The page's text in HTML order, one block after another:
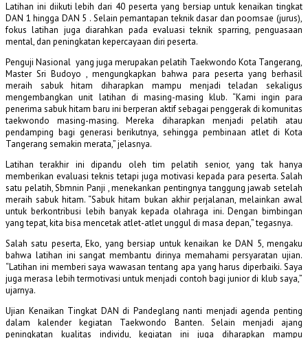
Latihan ini diikuti lebih dari 40 peserta yang bersiap untuk kenaikan tingkat
DAN 1 hingga DAN 5 . Selain pemantapan teknik dasar dan poomsae (jurus),
fokus latihan juga diarahkan pada evaluasi teknik sparring, penguasaan
mental, dan peningkatan kepercayaan diri peserta.
Penguji Nasional yang juga merupakan pelatih Taekwondo Kota Tangerang,
Master Sri Budoyo , mengungkapkan bahwa para peserta yang berhasil
meraih sabuk hitam diharapkan mampu menjadi teladan sekaligus
mengembangkan unit latihan di masing-masing klub. “Kami ingin para
penerima sabuk hitam baru ini berperan aktif sebagai penggerak di komunitas
taekwondo masing-masing. Mereka diharapkan menjadi pelatih atau
pendamping bagi generasi berikutnya, sehingga pembinaan atlet di Kota
Tangerang semakin merata,” jelasnya.
Latihan terakhir ini dipandu oleh tim pelatih senior, yang tak hanya
memberikan evaluasi teknis tetapi juga motivasi kepada para peserta. Salah
satu pelatih, Sbmnin Panji , menekankan pentingnya tanggung jawab setelah
meraih sabuk hitam. “Sabuk hitam bukan akhir perjalanan, melainkan awal
untuk berkontribusi lebih banyak kepada olahraga ini. Dengan bimbingan
yang tepat, kita bisa mencetak atlet-atlet unggul di masa depan,” tegasnya.
Salah satu peserta, Eko, yang bersiap untuk kenaikan ke DAN 5, mengaku
bahwa latihan ini sangat membantu dirinya memahami persyaratan ujian.
“Latihan ini memberi saya wawasan tentang apa yang harus diperbaiki. Saya
juga merasa lebih termotivasi untuk menjadi contoh bagi junior di klub saya,”
ujarnya.
Ujian Kenaikan Tingkat DAN di Pandeglang nanti menjadi agenda penting
dalam kalender kegiatan Taekwondo Banten. Selain menjadi ajang
peningkatan kualitas individu, kegiatan ini juga diharapkan mampu